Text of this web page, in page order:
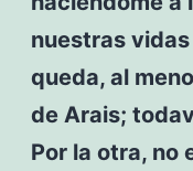
nuestras
queda, al
de Arais;
Por la otra, no